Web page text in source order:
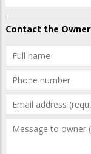
Contact the Owner